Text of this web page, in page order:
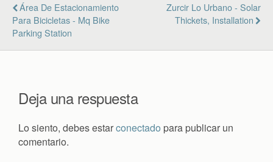
Área De Estacionamiento
Para Bicicletas - Mq Bike
Parking Station
Zurcir Lo Urbano - Solar
Thickets, Installation
Deja una respuesta
Lo siento, debes estarconectado para publicar un
comentario.